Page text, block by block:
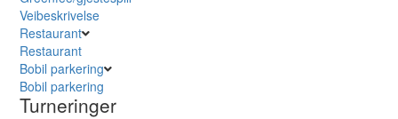
Veibeskrivelse
Restaurant
Restaurant
Bobil parkering
Bobil parkering
Turneringer